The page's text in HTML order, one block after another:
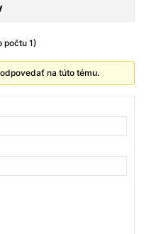
počtu 1)
na túto tému.